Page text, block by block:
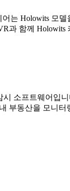
는 Holowits 모
과 함께
소프트웨어입
부동산을 모니터